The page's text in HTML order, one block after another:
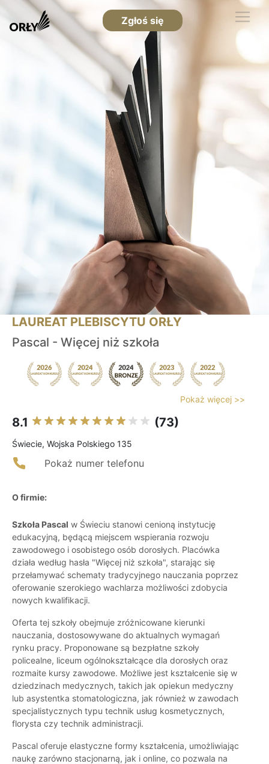
Zgłoś się
LAUREAT PLEBISCYTU ORŁY
Pascal - Więcej niż szkoła
Pokaż więcej >>
8.1 (73)
Świecie, Wojska Polskiego 135
Pokaż numer telefonu
O firmie:
Szkoła Pascal w Świeciu stanowi cenioną instytucję
edukacyjną, będącą miejscem wspierania rozwoju
zawodowego i osobistego osób dorosłych. Placówka
działa według hasła "Więcej niż szkoła", starając się
przełamywać schematy tradycyjnego nauczania poprzez
oferowanie szerokiego wachlarza możliwości zdobycia
nowych kwalifikacji.
Oferta tej szkoły obejmuje zróżnicowane kierunki
nauczania, dostosowywane do aktualnych wymagań
rynku pracy. Proponowane są bezpłatne szkoły
policealne, liceum ogólnokształcące dla dorosłych oraz
rozmaite kursy zawodowe. Możliwe jest kształcenie się w
dziedzinach medycznych, takich jak opiekun medyczny
lub asystentka stomatologiczna, jak również w zawodach
specjalistycznych typu technik usług kosmetycznych,
florysta czy technik administracji.
Pascal oferuje elastyczne formy kształcenia, umożliwiając
naukę zarówno stacjonarną, jak i online, co pozwala na